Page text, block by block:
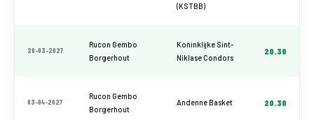
(KSTBB)
20-03-2027
Rucon Gembo
Borgerhout
Koninklijke Sint-
Niklase Condors
20.30
03-04-2027
Rucon Gembo
Borgerhout
Andenne Basket 20.30